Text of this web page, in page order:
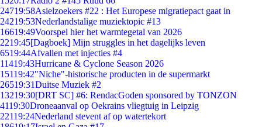
24719:58Asielzoekers #22 : Het Europese migratiepact gaat in
24219:53Nederlandstalige muziektopic #13
16619:49Voorspel hier het warmtegetal van 2026
2219:45[Dagboek] Mijn struggles in het dagelijks leven
6519:44Afvallen met injecties #4
11419:43Hurricane & Cyclone Season 2026
15119:42"Niche"-historische producten in de supermarkt
26519:31Duitse Muziek #2
13219:30[DRT SC] #6: RendacGoden sponsored by TONZON
4119:30Droneaanval op Oekrains vliegtuig in Leipzig
22119:24Nederland stevent af op watertekort